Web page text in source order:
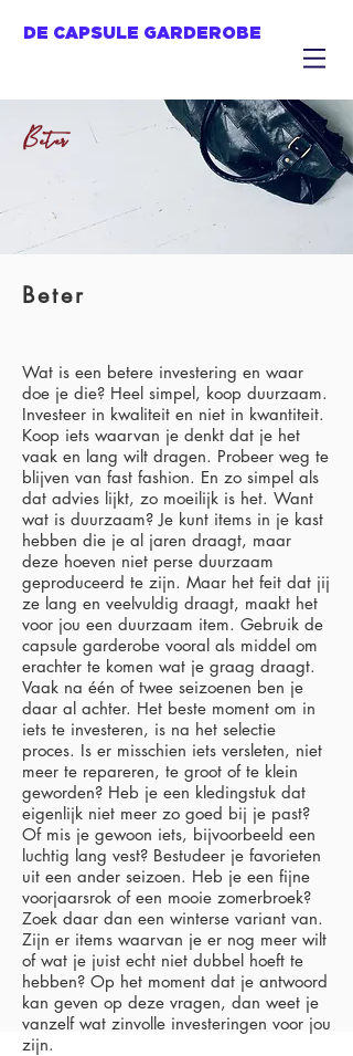
DE CAPSULE GARDEROBE
Beter
Beter
Wat is een betere investering en waar
doe je die? Heel simpel, koop duurzaam.
Investeer in kwaliteit en niet in kwantiteit.
Koop iets waarvan je denkt dat je het
vaak en lang wilt dragen. Probeer weg te
blijven van fast fashion. En zo simpel als
dat advies lijkt, zo moeilijk is het. Want
wat is duurzaam? Je kunt items in je kast
hebben die je al jaren draagt, maar
deze hoeven niet perse duurzaam
geproduceerd te zijn. Maar het feit dat jij
ze lang en veelvuldig draagt, maakt het
voor jou een duurzaam item. Gebruik de
capsule garderobe vooral als middel om
erachter te komen wat je graag draagt.
Vaak na één of twee seizoenen ben je
daar al achter. Het beste moment om in
iets te investeren, is na het selectie
proces. Is er misschien iets versleten, niet
meer te repareren, te groot of te klein
geworden? Heb je een kledingstuk dat
eigenlijk niet meer zo goed bij je past?
Of mis je gewoon iets, bijvoorbeeld een
luchtig lang vest? Bestudeer je favorieten
uit een ander seizoen. Heb je een fijne
voorjaarsrok of een mooie zomerbroek?
Zoek daar dan een winterse variant van.
Zijn er items waarvan je er nog meer wilt
of wat je juist echt niet dubbel hoeft te
hebben? Op het moment dat je antwoord
kan geven op deze vragen, dan weet je
vanzelf wat zinvolle investeringen voor jou
zijn.